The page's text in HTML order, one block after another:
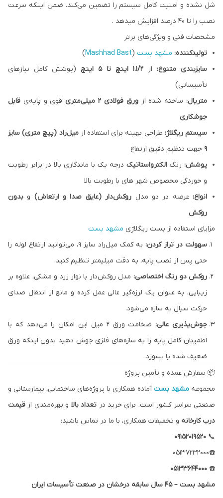
شل نشده و امنیت کامل سیستم را تضمین می‌کند. ضمن اینکه سرعت
نصب را تا 40 درصد افزایش میدهد .
مشخصات فنی و ویژگی‌های برتر
تولیدکننده: مشهد بست (
Mashhad Bast
)
سایزبندی متنوع: از ۱.۱/۲ اینچ تا ۵ اینچ
(پوشش کامل نیازهای
تأسیساتی)
متریال:ساخته شده ازورق فولادی ۲ میلی‌متری قوی و پایه‌ی قابل
جوشکاری
سیستم ریگلاژ: طراحی بهینه برای استفاده ازمیل‌راد (پیچ متری) سایز
۹ جهت تنظیم دقیق ارتفاع
پوشش: رنگ الکترواستاتیک درجه یک با ماندگاری بالا در برابر رطوبت
و خوردگی مخصوص شهر های با رطوبت بالا
انواع:عرضه در دو مدل روکش‌دار (عایق صدا و ارتعاش) و بدون
روکش
مزایای استفاده از بست ریگلاژی مشهد بست
سهولت در تراز کردن:
به کمک میل‌راد سایز ۹، می‌توانید ارتفاع لوله را
حتی پس از نصب پایه، به دقت میلیمتر تنظیم کنید.
روکش دو رنگ اختصاصی: مدل روکش‌دار با نوار زرد و مشکی، علاوه بر
زیبایی، به عنوان یک لرزه‌گیر عالی عمل کرده و مانع از انتقال صدای
حرکت سیال به سازه می‌شود.
جوش‌پذیری عالی:
ضخامت ورق ۲ میل این امکان را می‌دهد که با
اطمینان کامل پایه را به سازه‌های فلزی جوش دهید بدون اینکه ورق
ضعیف شده یا بسوزد.
📦 سفارش عمده و تأمین پروژه
مجموعه مشهد بست آماده همکاری با پروژه‌های ساختمانی، بیمارستانی و
صنعتی سراسر کشور است. برای خرید در تعداد بالا و بهره‌مندی از قیمت
درب کارخانه و تخفیفات همکاری، با ما در تماس باشید:
📞 ۰۹۱۵۲۰۱۹۵۲۰
☎️05137232000
☎️ ۰۵۱۳۳۶۴۴۰۰۰
مشهد بست – ۴۵ سال سابقه درخشان در صنعت تأسیسات ایران